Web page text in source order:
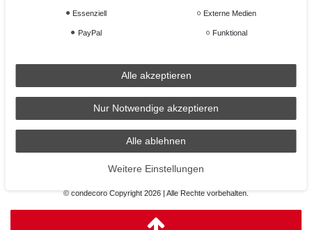
Christbaumschmuck
Christbaumkugel
Räder Lichthaus
© condecoro Copyright 2026 | Alle Rechte vorbehalten.
Essenziell Externe Medien
PayPal Funktional
Alle akzeptieren
Nur Notwendige akzeptieren
Alle ablehnen
Weitere Einstellungen